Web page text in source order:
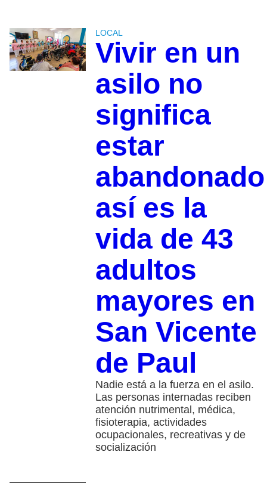
LOCAL
Vivir en un
asilo no
significa
estar
así es la
vida de 43
adultos
mayores en
San Vicente
de Paul
Nadie está a la fuerza en el asilo.
Las personas internadas reciben
atención nutrimental, médica,
fisioterapia, actividades
ocupacionales, recreativas y de
socialización